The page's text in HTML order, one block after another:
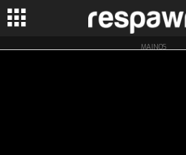
R
MAINOS